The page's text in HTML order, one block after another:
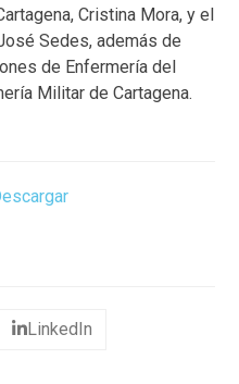
Cristina Mora, y el
Sedes, además de
de Enfermería del
Militar de Cartagena.
LinkedIn